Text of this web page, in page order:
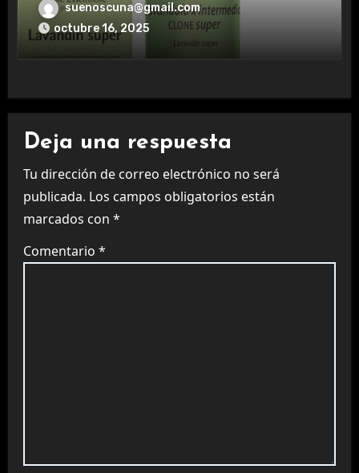
aromaterapia.
suenoscuna@gmail.com
octubre 16, 2025
Deja una respuesta
Tu dirección de correo electrónico no será
publicada. Los campos obligatorios están
marcados con *
Comentario *